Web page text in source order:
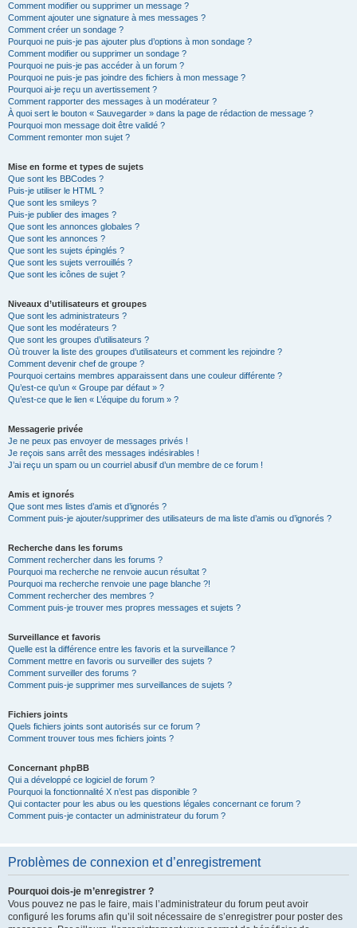
Comment modifier ou supprimer un message ?
Comment ajouter une signature à mes messages ?
Comment créer un sondage ?
Pourquoi ne puis-je pas ajouter plus d’options à mon sondage ?
Comment modifier ou supprimer un sondage ?
Pourquoi ne puis-je pas accéder à un forum ?
Pourquoi ne puis-je pas joindre des fichiers à mon message ?
Pourquoi ai-je reçu un avertissement ?
Comment rapporter des messages à un modérateur ?
À quoi sert le bouton « Sauvegarder » dans la page de rédaction de message ?
Pourquoi mon message doit être validé ?
Comment remonter mon sujet ?
Mise en forme et types de sujets
Que sont les BBCodes ?
Puis-je utiliser le HTML ?
Que sont les smileys ?
Puis-je publier des images ?
Que sont les annonces globales ?
Que sont les annonces ?
Que sont les sujets épinglés ?
Que sont les sujets verrouillés ?
Que sont les icônes de sujet ?
Niveaux d’utilisateurs et groupes
Que sont les administrateurs ?
Que sont les modérateurs ?
Que sont les groupes d’utilisateurs ?
Où trouver la liste des groupes d’utilisateurs et comment les rejoindre ?
Comment devenir chef de groupe ?
Pourquoi certains membres apparaissent dans une couleur différente ?
Qu’est-ce qu’un « Groupe par défaut » ?
Qu’est-ce que le lien « L’équipe du forum » ?
Messagerie privée
Je ne peux pas envoyer de messages privés !
Je reçois sans arrêt des messages indésirables !
J’ai reçu un spam ou un courriel abusif d’un membre de ce forum !
Amis et ignorés
Que sont mes listes d’amis et d’ignorés ?
Comment puis-je ajouter/supprimer des utilisateurs de ma liste d’amis ou d’ignorés ?
Recherche dans les forums
Comment rechercher dans les forums ?
Pourquoi ma recherche ne renvoie aucun résultat ?
Pourquoi ma recherche renvoie une page blanche ?!
Comment rechercher des membres ?
Comment puis-je trouver mes propres messages et sujets ?
Surveillance et favoris
Quelle est la différence entre les favoris et la surveillance ?
Comment mettre en favoris ou surveiller des sujets ?
Comment surveiller des forums ?
Comment puis-je supprimer mes surveillances de sujets ?
Fichiers joints
Quels fichiers joints sont autorisés sur ce forum ?
Comment trouver tous mes fichiers joints ?
Concernant phpBB
Qui a développé ce logiciel de forum ?
Pourquoi la fonctionnalité X n’est pas disponible ?
Qui contacter pour les abus ou les questions légales concernant ce forum ?
Comment puis-je contacter un administrateur du forum ?
Problèmes de connexion et d’enregistrement
Pourquoi dois-je m’enregistrer ?
Vous pouvez ne pas le faire, mais l’administrateur du forum peut avoir
configuré les forums afin qu’il soit nécessaire de s’enregistrer pour poster des